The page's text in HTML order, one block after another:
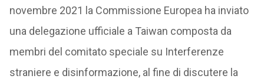
novembre 2021 la Commissione Europea ha inviato
una delegazione ufficiale a Taiwan composta da
membri del comitato speciale su Interferenze
straniere e disinformazione, al fine di discutere la